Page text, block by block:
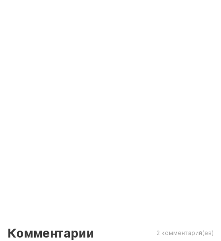
Комментарии 2 комментарий(ев)